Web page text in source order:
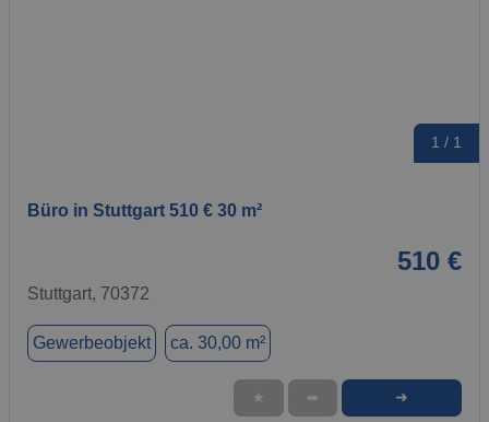
1 / 1
Büro in Stuttgart 510 € 30 m²
510 €
Stuttgart, 70372
Gewerbeobjekt ca. 30,00 m²
★ ➦ ➜